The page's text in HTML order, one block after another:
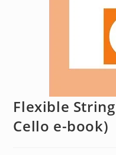
Flexible
Cello e-book)